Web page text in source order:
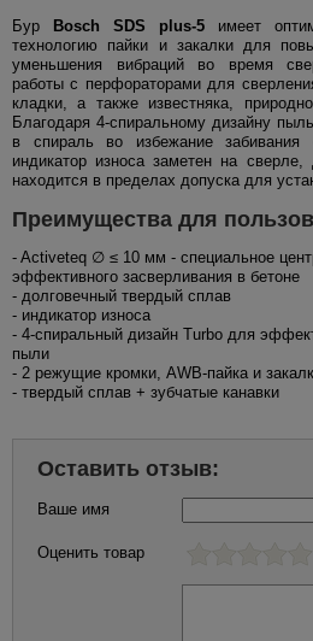
Бур Bosch SDS plus-5 имеет
технологию пайки и закалки для
уменьшения вибраций во время
работы с перфораторами для
кладки, а также известняка,
Благодаря 4-спиральному дизайну
в спираль во избежание забивания
индикатор износа заметен на
находится в пределах допуска для
Преимущества для
- Activeteq ∅ ≤ 10 мм - специальное
эффективного засверливания в бетоне
- долговечный твердый сплав
- индикатор износа
- 4-спиральный дизайн Turbo для
пыли
- 2 режущие кромки, AWB-пайка и
- твердый сплав + зубчатые канавки
Оставить отзыв:
Ваше имя
Оценить товар